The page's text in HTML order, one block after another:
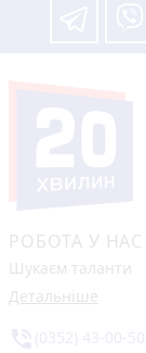
РОБОТА У НАС
Шукаєм таланти
Детальніше